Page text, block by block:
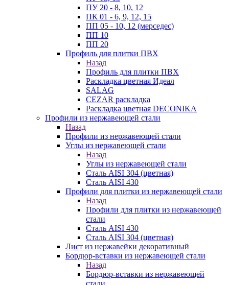
ПУ 20 - 8, 10, 12
ПК 01 - 6, 9, 12, 15
ПП 05 - 10, 12 (мерседес)
ПП 10
ПП 20
Профиль для плитки ПВХ
Назад
Профиль для плитки ПВХ
Раскладка цветная Идеал
SALAG
CEZAR раскладка
Раскладка цветная DECONIKA
Профили из нержавеющей стали
Назад
Профили из нержавеющей стали
Углы из нержавеющей стали
Назад
Углы из нержавеющей стали
Сталь AISI 304 (цветная)
Сталь AISI 430
Профили для плитки из нержавеющей стали
Назад
Профили для плитки из нержавеющей
стали
Сталь AISI 430
Сталь AISI 304 (цветная)
Лист из нержавейки декоративный
Бордюр-вставки из нержавеющей стали
Назад
Бордюр-вставки из нержавеющей
стали